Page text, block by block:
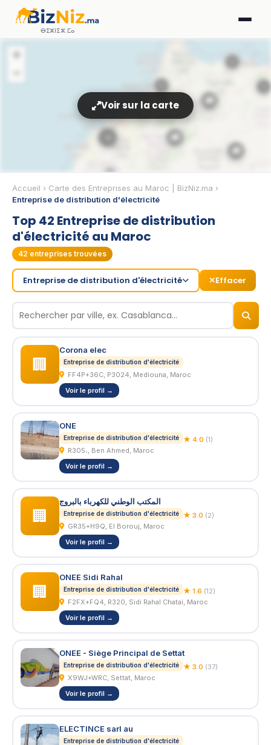
ⴱⵉⵣⵏⵉⵣ.ⵎⴰ
Accueil › Carte des Entreprises au Maroc | BizNiz.ma ›
Entreprise de distribution d'électricité
Top 42 Entreprise de distribution
d'électricité au Maroc
42 entreprises trouvées
Entreprise de distribution d'électricité Effacer
🏢
Corona elec
Entreprise de distribution d'électricité
FF4P+36C, P3024, Mediouna, Maroc
Voir le profil →
ONE
Entreprise de distribution d'électricité ★ 4.0 (1)
R305،, Ben Ahmed, Maroc
Voir le profil →
🏢
المكتب الوطني للكهرباء بالبروج
Entreprise de distribution d'électricité ★ 3.0 (2)
GR35+H9Q, El Borouj, Maroc
Voir le profil →
🏢
ONEE Sidi Rahal
Entreprise de distribution d'électricité ★ 1.6 (12)
F2FX+FQ4, R320, Sidi Rahal Chatai, Maroc
Voir le profil →
ONEE - Siège Principal de Settat
Entreprise de distribution d'électricité ★ 3.0 (37)
X9WJ+WRC, Settat, Maroc
Voir le profil →
ELECTINCE sarl au
Entreprise de distribution d'électricité
🚚
🚚
🚚
🚚
+
−
© 2026BizNiz.ma
Voir sur la carte